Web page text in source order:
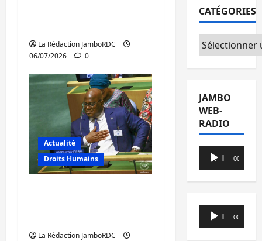
La Rédaction JamboRDC
06/07/2026
0
Actualité
Droits Humains
La Rédaction JamboRDC
CATÉGORIES
Catégories
JAMBO
WEB-
RADIO
Lecteur
audio
00:00 00:00
Lecteur
audio
00:00 00:00